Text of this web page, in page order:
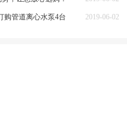
购管道离心水泵4台 2019-06-02